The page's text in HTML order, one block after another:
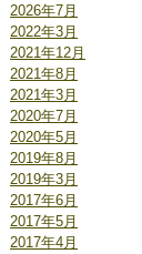
2026年7月
2022年3月
2021年12月
2021年8月
2021年3月
2020年7月
2020年5月
2019年8月
2019年3月
2017年6月
2017年5月
2017年4月